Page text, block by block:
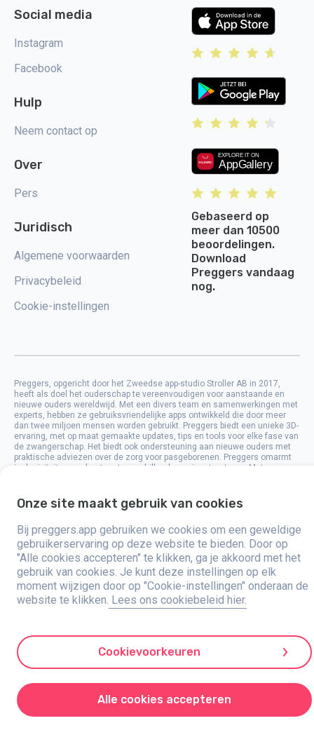
Social media
Instagram
Facebook
Hulp
Neem contact op
Over
Pers
Juridisch
Algemene voorwaarden
Privacybeleid
Cookie-instellingen
Gebaseerd op
meer dan 10500
beoordelingen.
Download
Preggers vandaag
nog.
Preggers, opgericht door het Zweedse app-studio Stroller AB in 2017,
heeft als doel het ouderschap te vereenvoudigen voor aanstaande en
nieuwe ouders wereldwijd. Met een divers team en samenwerkingen met
experts, hebben ze gebruiksvriendelijke apps ontwikkeld die door meer
dan twee miljoen mensen worden gebruikt. Preggers biedt een unieke 3D-
ervaring, met op maat gemaakte updates, tips en tools voor elke fase van
de zwangerschap. Het biedt ook ondersteuning aan nieuwe ouders met
praktische adviezen over de zorg voor pasgeborenen. Preggers omarmt
inclusiviteit en ondersteunt verschillende gezinsstructuren. Met
het uitbreiden van haar aanbod om te voldoen aan de veranderende
behoeften van ouders.
Preggers is een geregistreerd merk van Stroller AB, Kivra: 559106-0909,
106 31 Stockholm, Zweden.
© 2017-2025 Stroller AB.
Onze site maakt gebruik van cookies
Bij preggers.app gebruiken we cookies om een geweldige
gebruikerservaring op deze website te bieden. Door op
"Alle cookies accepteren" te klikken, ga je akkoord met het
gebruik van cookies. Je kunt deze instellingen op elk
moment wijzigen door op "Cookie-instellingen" onderaan de
website te klikken. Lees ons cookiebeleid hier.
Cookievoorkeuren
Alle cookies accepteren